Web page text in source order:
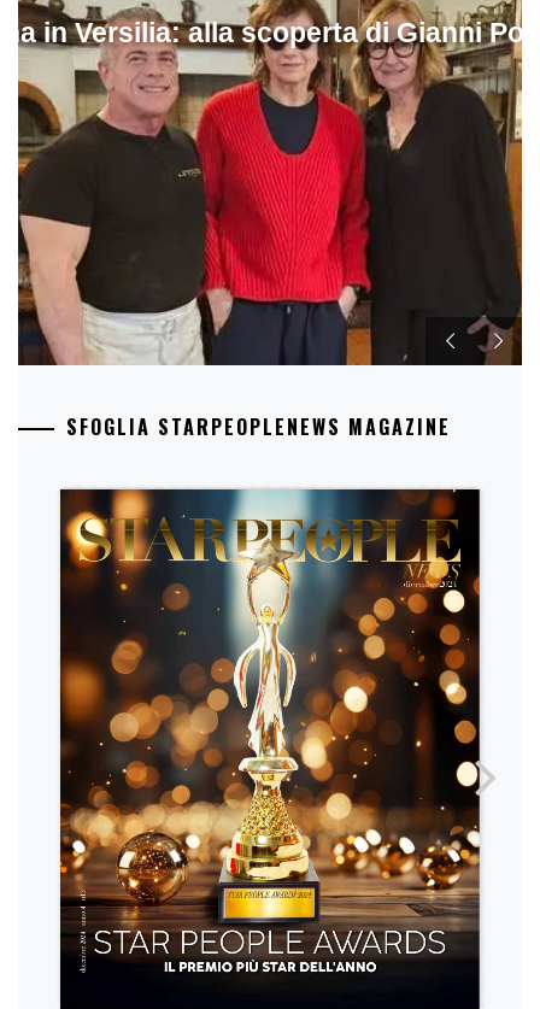
in Versilia: alla scoperta di Gianni
SFOGLIA STARPEOPLENEWS MAGAZINE